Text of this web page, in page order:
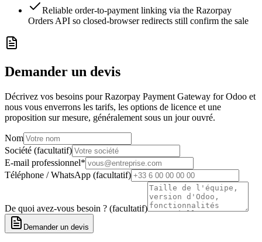
Reliable order-to-payment linking via the Razorpay
Orders API so closed-browser redirects still confirm the sale
Demander un devis
Décrivez vos besoins pour Razorpay Payment Gateway for Odoo et
nous vous enverrons les tarifs, les options de licence et une
proposition sur mesure, généralement sous un jour ouvré.
Nom
Société (facultatif)
E-mail professionnel*
Téléphone / WhatsApp (facultatif)
De quoi avez-vous besoin ? (facultatif)
Demander un devis